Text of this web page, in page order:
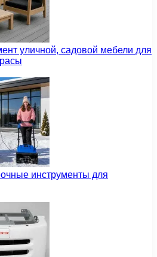
уличной, садовой мебели для
инструменты для